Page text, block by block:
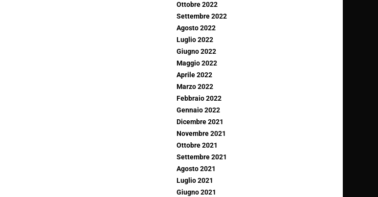
Ottobre 2022
Settembre 2022
Agosto 2022
Luglio 2022
Giugno 2022
Maggio 2022
Aprile 2022
Marzo 2022
Febbraio 2022
Gennaio 2022
Dicembre 2021
Novembre 2021
Ottobre 2021
Settembre 2021
Agosto 2021
Luglio 2021
Giugno 2021